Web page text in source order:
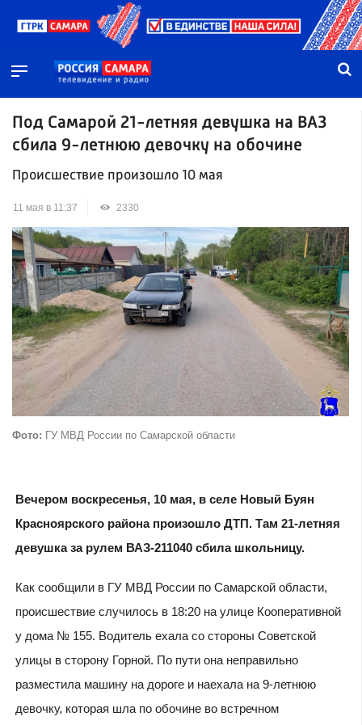
Под Самарой 21-летняя девушка на ВАЗ
сбила 9-летнюю девочку на обочине
Происшествие произошло 10 мая
11 мая в 11:37 2330
Фото: ГУ МВД России по Самарской области
Вечером воскресенья, 10 мая, в селе Новый Буян
Красноярского района произошло ДТП. Там 21-летняя
девушка за рулем ВАЗ-211040 сбила школьницу.
Как сообщили в ГУ МВД России по Самарской области,
происшествие случилось в 18:20 на улице Кооперативной
у дома № 155. Водитель ехала со стороны Советской
улицы в сторону Горной. По пути она неправильно
разместила машину на дороге и наехала на 9-летнюю
девочку, которая шла по обочине во встречном